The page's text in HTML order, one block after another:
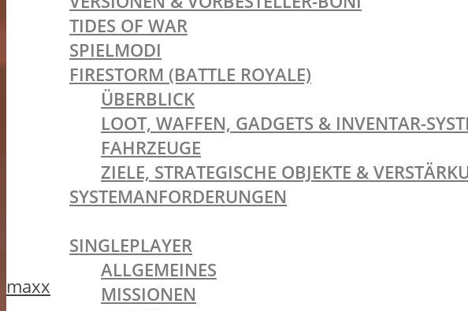
TIDES OF WAR
SPIELMODI
FIRESTORM (BATTLE ROYALE)
ÜBERBLICK
LOOT, WAFFEN, GADGETS & INVENTAR-
FAHRZEUGE
ZIELE, STRATEGISCHE OBJEKTE &
SYSTEMANFORDERUNGEN
SINGLEPLAYER
ALLGEMEINES
MISSIONEN
maxx